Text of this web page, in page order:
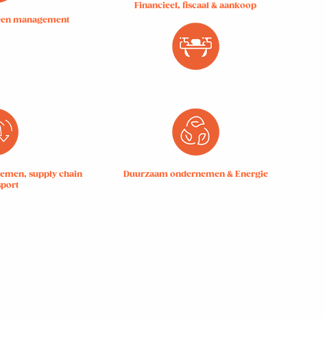
management
Financieel, fiscaal & aankoop
supply chain
Duurzaam ondernemen & Energie